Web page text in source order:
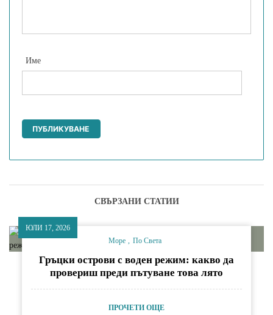
Име
СВЪРЗАНИ СТАТИИ
ЮЛИ 17, 2026
Море
По Света
Гръцки острови с воден режим: какво да
провериш преди пътуване това лято
ПРОЧЕТИ ОЩЕ